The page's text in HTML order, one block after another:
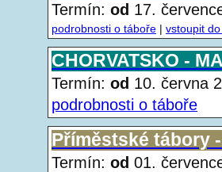
Termín: od 17.
podrobnosti o táboře | vstoupit
CHORVATSKO -
Termín: od 10. června
podrobnosti o táboře
Příměstské tábory
Termín: od 01.